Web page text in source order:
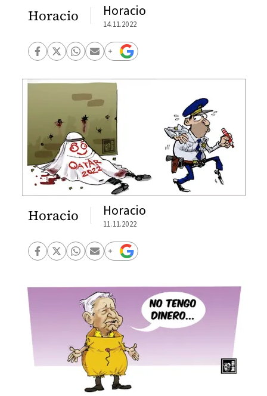
Horacio Horacio
14.11.2022
Horacio Horacio
11.11.2022